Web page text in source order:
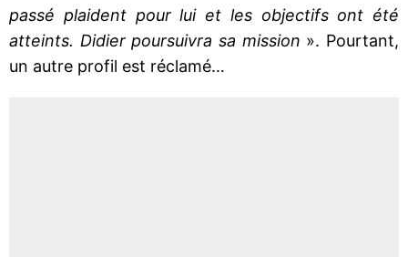
passé plaident pour lui et les objectifs ont été
atteints. Didier poursuivra sa mission ». Pourtant,
un autre profil est réclamé…